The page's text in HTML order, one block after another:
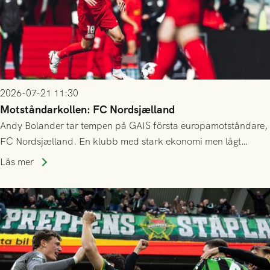
2026-07-21 11:30
Motståndarkollen: FC Nordsjælland
Andy Bolander tar tempen på GAIS första europamotståndare,
FC Nordsjælland. En klubb med stark ekonomi men lågt
publiksnitt, ett lag med både kollektiv styrka och individuell
Läs mer